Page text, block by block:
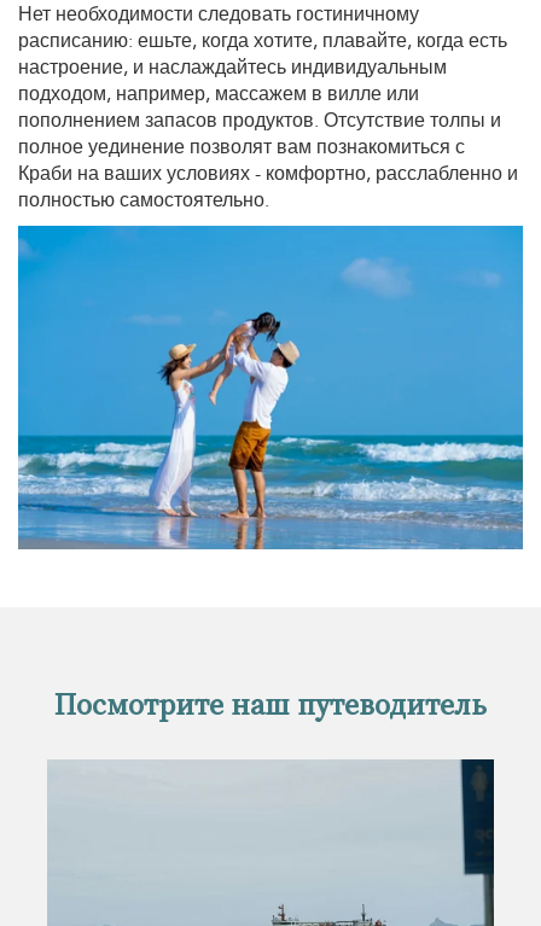
Нет необходимости следовать гостиничному
расписанию: ешьте, когда хотите, плавайте, когда есть
настроение, и наслаждайтесь индивидуальным
подходом, например, массажем в вилле или
пополнением запасов продуктов. Отсутствие толпы и
полное уединение позволят вам познакомиться с
Краби на ваших условиях - комфортно, расслабленно и
полностью самостоятельно.
Посмотрите наш путеводитель